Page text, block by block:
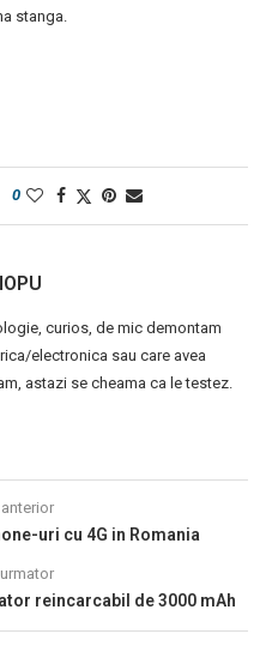
stanga.
0
curios, de mic demontam
electronica sau care avea
astazi se cheama ca le testez.
uri cu 4G in Romania
reincarcabil de 3000 mAh